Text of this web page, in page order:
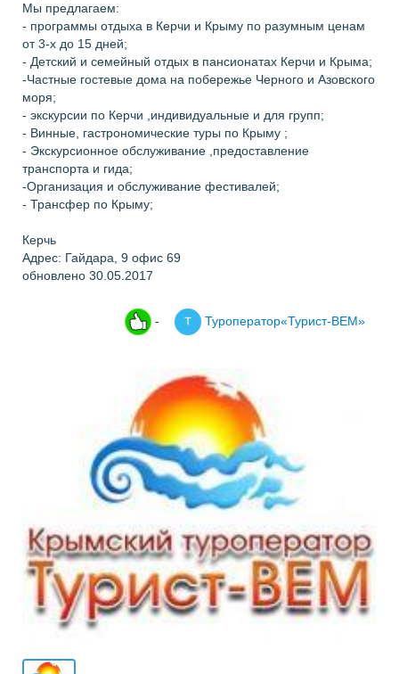
Мы предлагаем:
- программы отдыха в Керчи и Крыму по разумным ценам
от 3-х до 15 дней;
- Детский и семейный отдых в пансионатах Керчи и Крыма;
-Частные гостевые дома на побережье Черного и Азовского
моря;
- экскурсии по Керчи ,индивидуальные и для групп;
- Винные, гастрономические туры по Крыму ;
- Экскурсионное обслуживание ,предоставление
транспорта и гида;
-Организация и обслуживание фестивалей;
- Трансфер по Крыму;
Керчь
Адрес: Гайдара, 9 офис 69
обновлено 30.05.2017
- Туроператор«Турист-ВЕМ»